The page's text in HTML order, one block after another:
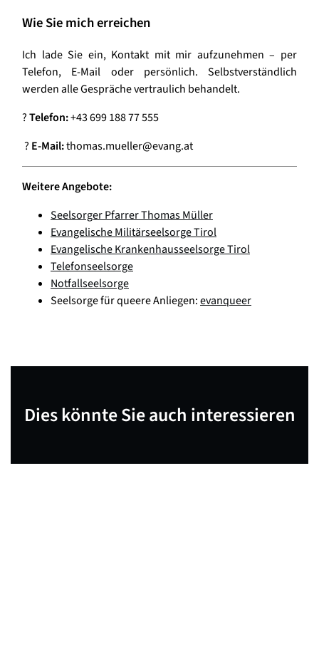
Wie Sie mich erreichen
Ich lade Sie ein, Kontakt mit mir aufzunehmen – per
Telefon, E-Mail oder persönlich. Selbstverständlich
werden alle Gespräche vertraulich behandelt.
?Telefon:+43 699 188 77 555
? E-Mail:thomas.mueller@evang.at
Weitere Angebote:
Seelsorger Pfarrer Thomas Müller
Evangelische Militärseelsorge Tirol
Evangelische Krankenhausseelsorge Tirol
Telefonseelsorge
Notfallseelsorge
Seelsorge für queere Anliegen:evanqueer
Dies könnte Sie auch interessieren